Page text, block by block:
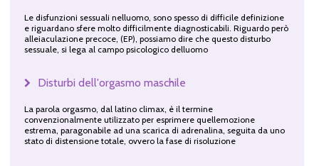
Le disfunzioni sessuali nelluomo, sono spesso di difficile definizione
e riguardano sfere molto difficilmente diagnosticabili. Riguardo però
alleiaculazione precoce, (EP), possiamo dire che questo disturbo
sessuale, si lega al campo psicologico delluomo
Disturbi dell'orgasmo maschile
La parola orgasmo, dal latino climax, è il termine
convenzionalmente utilizzato per esprimere quellemozione
estrema, paragonabile ad una scarica di adrenalina, seguita da uno
stato di distensione totale, ovvero la fase di risoluzione